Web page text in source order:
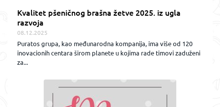
Kvalitet pšeničnog brašna žetve 2025. iz ugla
razvoja
08.12.2025
Puratos grupa, kao međunarodna kompanija, ima više od 120
inovacionih centara širom planete u kojima rade timovi zaduženi
za...